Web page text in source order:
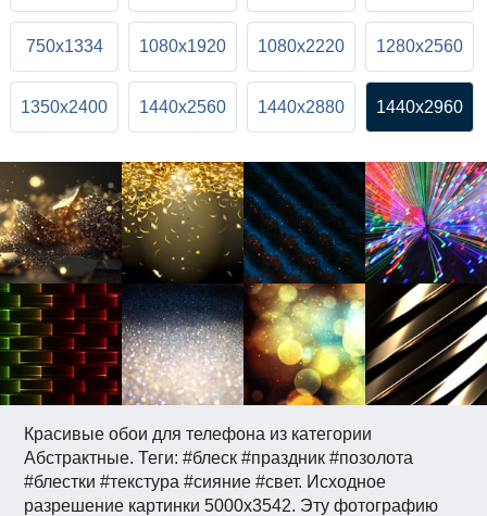
Красивые обои для телефона из категории
Абстрактные. Теги: #блеск #праздник #позолота
#блестки #текстура #сияние #свет. Исходное
разрешение картинки 5000x3542. Эту фотографию
750x1334 1080x1920 1080x2220 1280x2560
1350x2400 1440x2560 1440x2880 1440x2960